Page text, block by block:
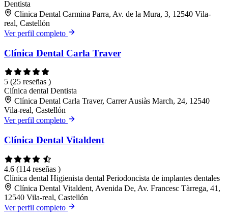
Dentista
Clinica Dental Carmina Parra, Av. de la Mura, 3, 12540 Vila-
real, Castellón
Ver perfil completo
Clínica Dental Carla Traver
5 (25 reseñas )
Clínica dental Dentista
Clínica Dental Carla Traver, Carrer Ausiàs March, 24, 12540
Vila-real, Castellón
Ver perfil completo
Clínica Dental Vitaldent
4.6 (114 reseñas )
Clínica dental Higienista dental Periodoncista de implantes dentales
Clínica Dental Vitaldent, Avenida De, Av. Francesc Tàrrega, 41,
12540 Vila-real, Castellón
Ver perfil completo